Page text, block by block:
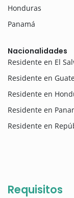
Honduras
Panamá
Nacionalidades
Residente en El
Residente en
Residente en
Residente en
Residente en
Requisitos